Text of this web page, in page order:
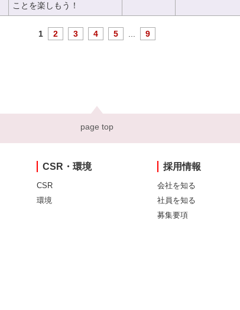
ことを楽しもう！
1 2 3 4 5 9
page top
CSR・環境
CSR
環境
採用情報
会社を知る
社員を知る
募集要項